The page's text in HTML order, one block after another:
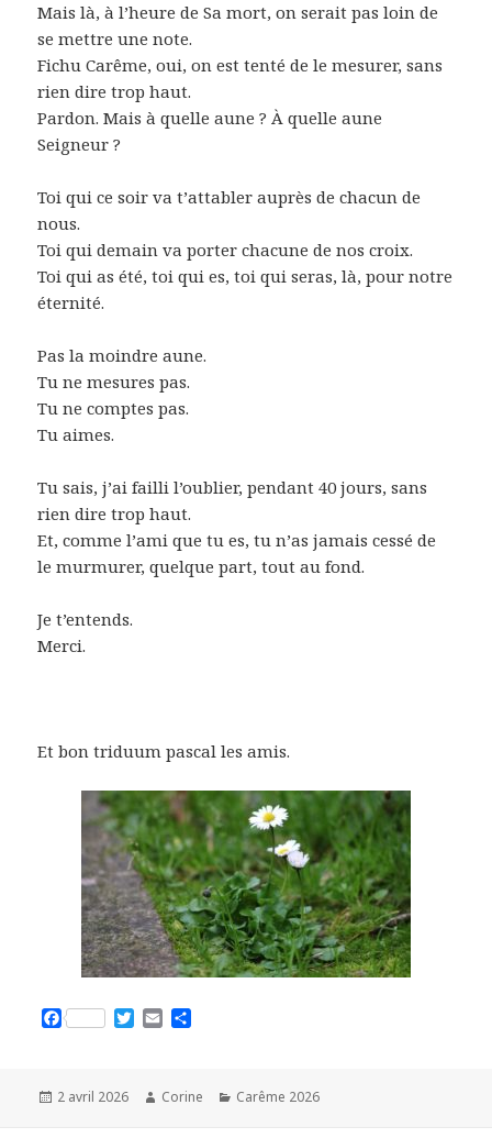
Mais là, à l’heure de Sa mort, on serait pas loin de
se mettre une note.
Fichu Carême, oui, on est tenté de le mesurer, sans
rien dire trop haut.
Pardon. Mais à quelle aune ? À quelle aune
Seigneur ?
Toi qui ce soir va t’attabler auprès de chacun de
nous.
Toi qui demain va porter chacune de nos croix.
Toi qui as été, toi qui es, toi qui seras, là, pour notre
éternité.
Pas la moindre aune.
Tu ne mesures pas.
Tu ne comptes pas.
Tu aimes.
Tu sais, j’ai failli l’oublier, pendant 40 jours, sans
rien dire trop haut.
Et, comme l’ami que tu es, tu n’as jamais cessé de
le murmurer, quelque part, tout au fond.
Je t’entends.
Merci.
Et bon triduum pascal les amis.
F
b
T
E
l
a
Publié
2 avril 2026 Auteur
Corine Catégories
Carême 2026